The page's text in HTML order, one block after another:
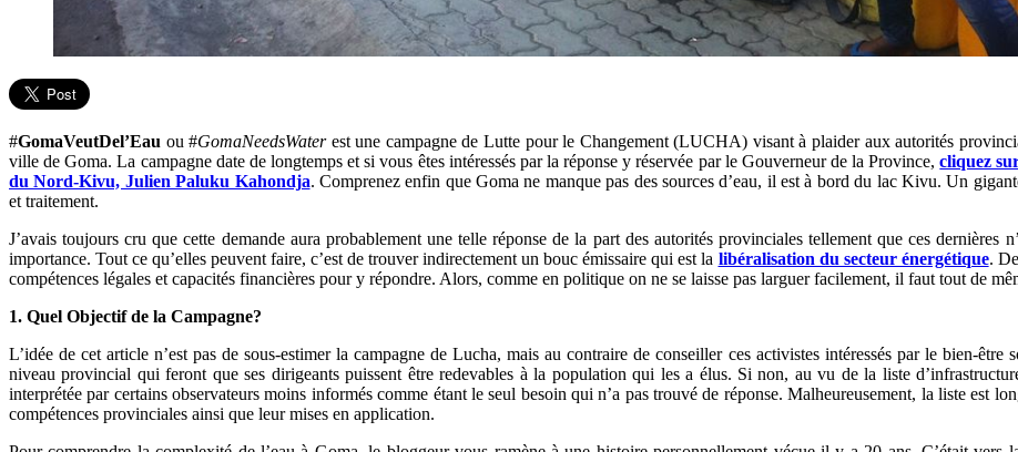
#GomaVeutDel’Eau ou #GomaNeedsWaterest une campagne de Lutte pour le Changement (LUCHA) visant à plaider aux autorités
ville de Goma. La campagne date de longtemps et si vous êtes intéressés par la réponse y réservée par le Gouverneur de la Province,cliquez
du Nord-Kivu, Julien Paluku Kahondja. Comprenez enfin que Goma ne manque pas des sources d’eau, il est à bord du lac Kivu. Un
et traitement.
J’avais toujours cru que cette demande aura probablement une telle réponse de la part des autorités provinciales tellement que ces
importance. Tout ce qu’elles peuvent faire, c’est de trouver indirectement un bouc émissaire qui est la libéralisation du secteur énergétique.
compétences légales et capacités financières pour y répondre. Alors, comme en politique on ne se laisse pas larguer facilement, il faut tout de
1. Quel Objectif de la Campagne?
L’idée de cet article n’est pas de sous-estimer la campagne de Lucha, mais au contraire de conseiller ces activistes intéressés par le bien-
niveau provincial qui feront que ses dirigeants puissent être redevables à la population qui les a élus. Si non, au vu de la liste
interprétée par certains observateurs moins informés comme étant le seul besoin qui n’a pas trouvé de réponse. Malheureusement, la liste est
compétences provinciales ainsi que leur mises en application.